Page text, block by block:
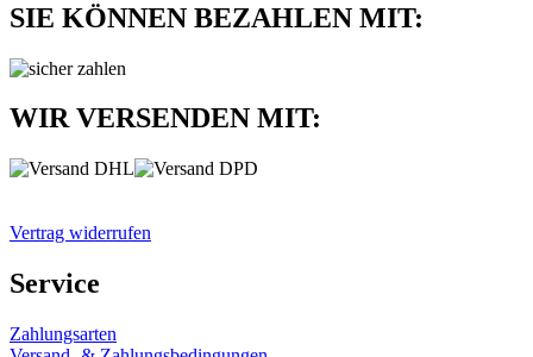
SIE KÖNNEN BEZAHLEN MIT:
WIR VERSENDEN MIT:
Vertrag widerrufen
Service
Zahlungsarten